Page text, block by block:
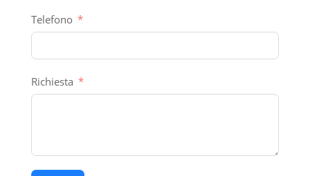
Telefono
Richiesta